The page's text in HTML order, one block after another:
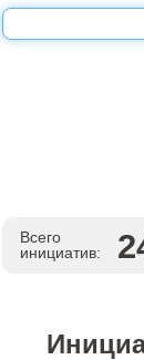
Всего
инициатив: